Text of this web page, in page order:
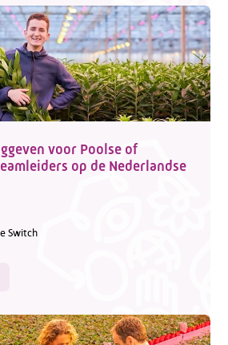
voor Poolse of
op de Nederlandse
Switch